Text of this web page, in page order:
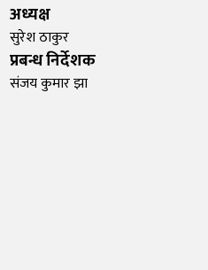
अध्यक्ष
सुरेश ठाकुर
प्रबन्ध निर्देशक
संजय कुमार झा